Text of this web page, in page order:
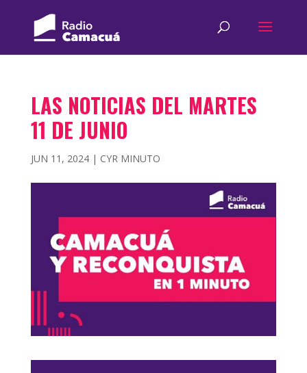
LAS NOTICIAS DEL MARTES
11 DE JUNIO
JUN 11, 2024| CYR MINUTO